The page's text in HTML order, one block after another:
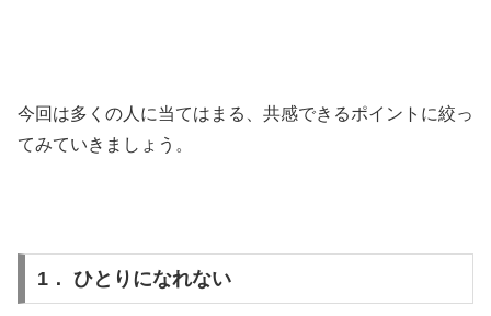
今回は多くの人に当てはまる、共感できるポイントに絞っ
てみていきましょう。
1． ひとりになれない